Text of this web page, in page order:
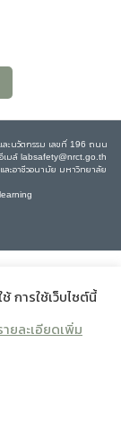
ละนวัตกรรม เลขที่ 196 ถนน
เมล์ labsafety@nrct.go.th
ะอาชีวอนามัย มหาวิทยาลัย
การใช้เว็บไซต์นี้
ายละเอียดเพิ่ม